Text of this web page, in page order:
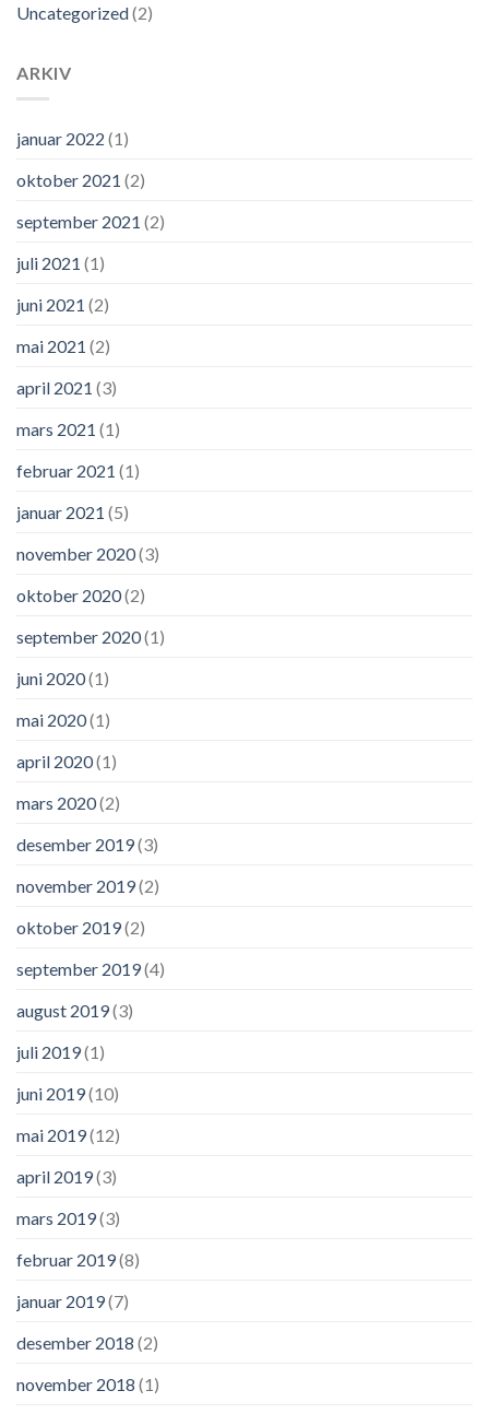
Uncategorized(2)
ARKIV
januar 2022 (1)
oktober 2021 (2)
september 2021 (2)
juli 2021 (1)
juni 2021 (2)
mai 2021 (2)
april 2021 (3)
mars 2021 (1)
februar 2021 (1)
januar 2021 (5)
november 2020(3)
oktober 2020(2)
september 2020(1)
juni 2020(1)
mai 2020(1)
april 2020(1)
mars 2020(2)
desember 2019(3)
november 2019(2)
oktober 2019(2)
september 2019(4)
august 2019(3)
juli 2019(1)
juni 2019(10)
mai 2019(12)
april 2019(3)
mars 2019(3)
februar 2019(8)
januar 2019(7)
desember 2018 (2)
november 2018 (1)